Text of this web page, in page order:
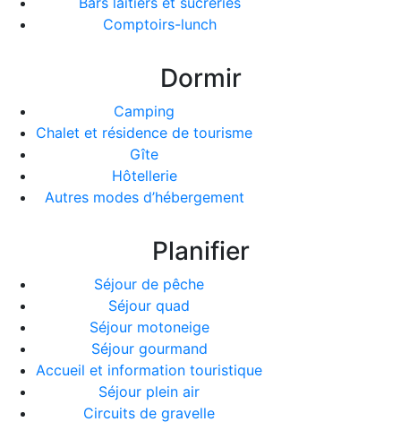
Comptoirs-lunch
Dormir
Camping
Chalet et résidence de tourisme
Gîte
Hôtellerie
Autres modes d’hébergement
Planifier
Séjour de pêche
Séjour quad
Séjour motoneige
Séjour gourmand
Accueil et information touristique
Séjour plein air
Circuits de gravelle